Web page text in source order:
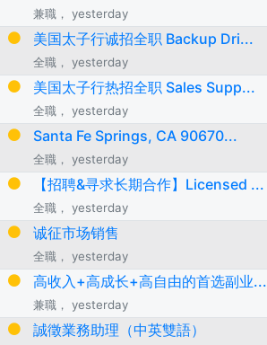
兼職， yesterday
美国太子行诚招全职 Backup Dri...
全職， yesterday
美国太子行热招全职 Sales Supp...
全職， yesterday
Santa Fe Springs, CA 90670...
全職， yesterday
【招聘&寻求长期合作】Licensed ...
全職， yesterday
诚征市场销售
全職， yesterday
高收入+高成长+高自由的首选副业...
兼職， yesterday
誠徵業務助理（中英雙語）